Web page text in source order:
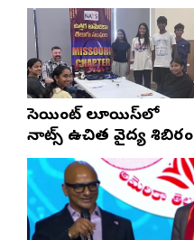
నివేదిక..!
సెయింట్ లూయిస్‌లో
నాట్స్ ఉచిత వైద్య శిబిరం